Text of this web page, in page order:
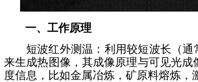
一、工作原理
短波红外测温：利用较短波长（通
来生成热图像，其成像原理与可见光
度信息，比如金属冶炼，矿原料熔炼，